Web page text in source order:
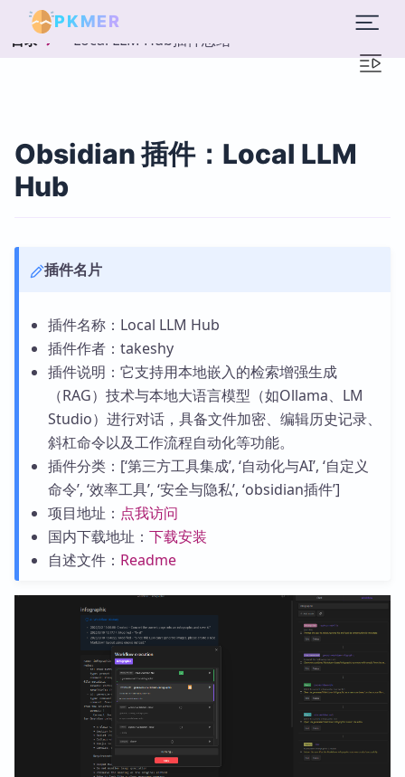
PKMER
目录 Local LLM Hub插件总结
Obsidian 插件：Local LLM
Hub
插件名片
插件名称：Local LLM Hub
插件作者：takeshy
插件说明：它支持用本地嵌入的检索增强生成
（RAG）技术与本地大语言模型（如Ollama、LM
Studio）进行对话，具备文件加密、编辑历史记录、
斜杠命令以及工作流程自动化等功能。
插件分类：[‘第三方工具集成’, ‘自动化与AI’, ‘自定义
命令’, ‘效率工具’, ‘安全与隐私’, ‘obsidian插件’]
项目地址： 点我访问
国内下载地址： 下载安装
自述文件： Readme